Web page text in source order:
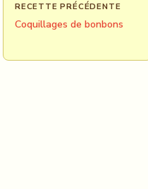
RECETTE PRÉCÉDENTE
Coquillages de bonbons